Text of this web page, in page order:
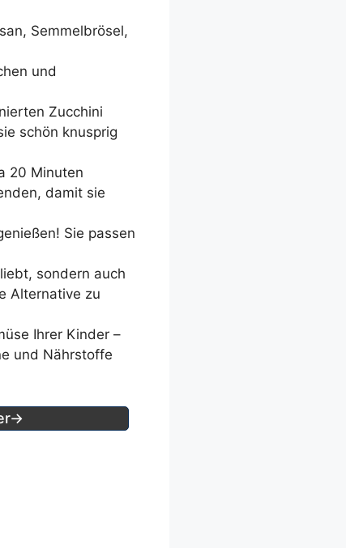
Semmelbrösel,
und
Zucchini
schön knusprig
20 Minuten
damit sie
Sie passen
sondern auch
Alternative zu
Ihrer Kinder –
und Nährstoffe